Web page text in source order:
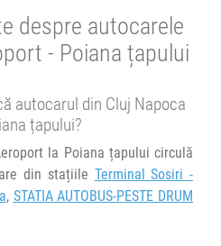
Tour :
pe parcursul stațiilor intermediare.
o oră înainte de îmbarcare.
:
despre autocarele
- Poiana țapului
autocarul din Cluj Napoca
țapului?
la Poiana țapului circulă
din stațiile Terminal Sosiri -
, STATIA AUTOBUS-PESTE DRUM